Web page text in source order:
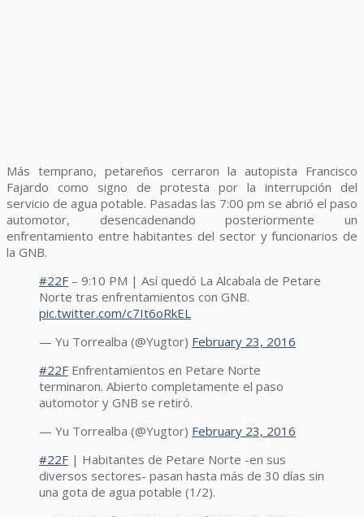
Más temprano, petareños cerraron la autopista Francisco
Fajardo como signo de protesta por la interrupción del
servicio de agua potable. Pasadas las 7:00 pm se abrió el paso
automotor, desencadenando posteriormente un
enfrentamiento entre habitantes del sector y funcionarios de
la GNB.
#22F – 9:10 PM | Así quedó La Alcabala de Petare
Norte tras enfrentamientos con GNB.
pic.twitter.com/c7It6oRkEL
— Yu Torrealba (@Yugtor) February 23, 2016
#22F Enfrentamientos en Petare Norte
terminaron. Abierto completamente el paso
automotor y GNB se retiró.
— Yu Torrealba (@Yugtor) February 23, 2016
#22F | Habitantes de Petare Norte -en sus
diversos sectores- pasan hasta más de 30 días sin
una gota de agua potable (1/2).